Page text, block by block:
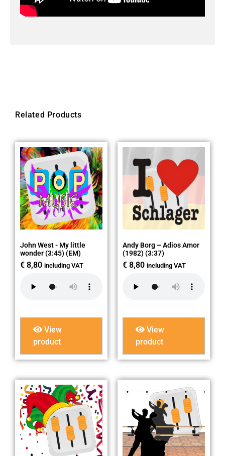
Related Products
John West - My little
wonder (3:45) (EM)
€ 8,80 including VAT
View
product
Andy Borg – Adios Amor
(1982) (3:37)
€ 8,80 including VAT
View
product